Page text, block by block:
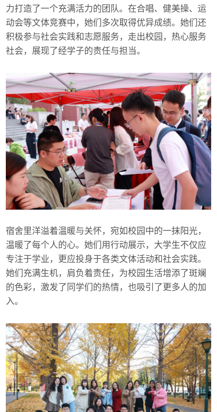
力打造了一个充满活力的团队。在合唱、健美操、运
动会等文体竞赛中，她们多次取得优异成绩。她们还
积极参与社会实践和志愿服务，走出校园，热心服务
社会，展现了经学子的责任与担当。
宿舍里洋溢着温暖与关怀，宛如校园中的一抹阳光，
温暖了每个人的心。她们用行动展示，大学生不仅应
专注于学业，更应投身于各类文体活动和社会实践。
她们充满生机，肩负着责任，为校园生活增添了斑斓
的色彩，激发了同学们的热情，也吸引了更多人的加
入。